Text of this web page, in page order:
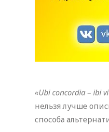
«Ubi concordia – ibi
нельзя лучше
способа